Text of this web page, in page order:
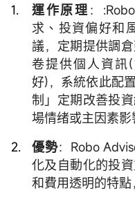
運作原理：
求、投資偏好和
議，定期提供調
卷提供個人資訊
好)，系統依此配
制」定期改善投
場情绪或主因素影
優勢：Robo
化及自動化的投
和費用透明的特點